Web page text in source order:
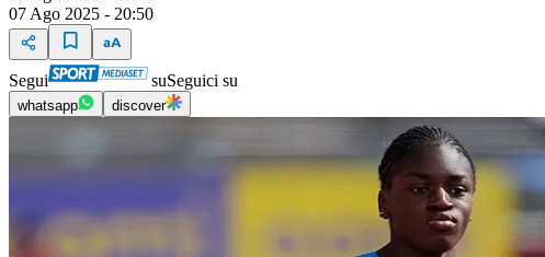
07 Ago 2025 - 20:50
Segui suSeguici su
whatsapp discover